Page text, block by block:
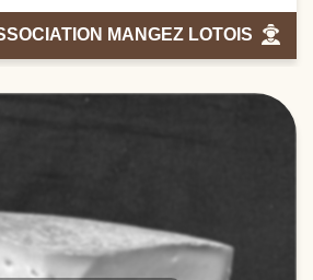
MANGEZ LOTOIS